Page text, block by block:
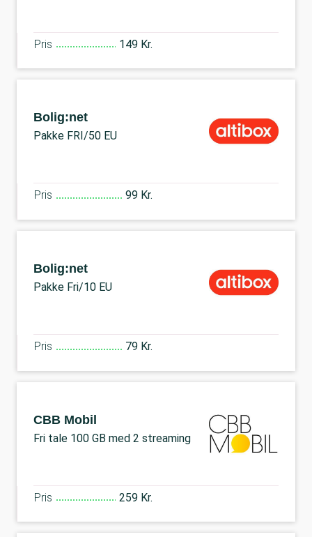
Pris 149 Kr.
Bolig:net
Pakke FRI/50 EU
Pris 99 Kr.
Bolig:net
Pakke Fri/10 EU
Pris 79 Kr.
CBB Mobil
Fri tale 100 GB med 2 streaming
Pris 259 Kr.